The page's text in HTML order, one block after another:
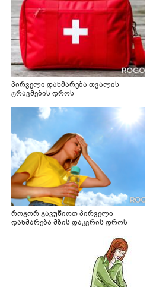
პირველი დახმარება თვალის
ტრავმების დროს
როგორ გავუწიოთ პირველი
დახმარება მზის დაკვრის დროს